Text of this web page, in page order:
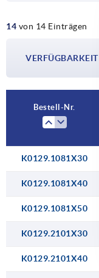
M10
M16
14 von 14 Einträgen
VERFÜGBARKEIT
Bestell-Nr.
K0129.1081X30
K0129.1081X40
K0129.1081X50
K0129.2101X30
K0129.2101X40